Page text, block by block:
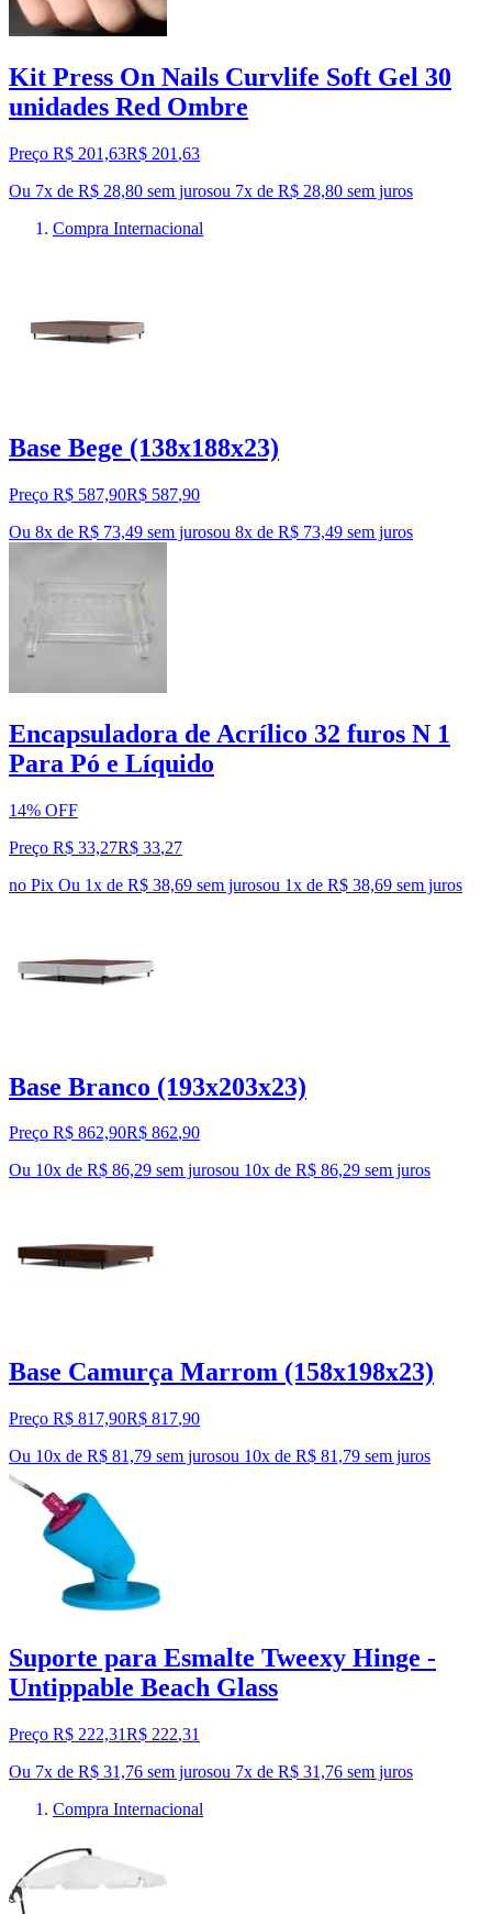
Kit Press On Nails Curvlife Soft Gel 30
unidades Red Ombre
Preço R$ 201,63R$ 201 ,63
Ou 7x de R$ 28,80 sem jurosou 7x de R$ 28,80 sem juros
Compra Internacional
Base Bege (138x188x23)
Preço R$ 587,90R$ 587,90
Ou 8x de R$ 73,49 sem jurosou 8x de R$ 73,49 sem juros
Encapsuladora de Acrílico 32 furos N 1
Para Pó e Líquido
14% OFF
Preço R$ 33,27R$ 33,27
no Pix Ou 1x de R$ 38,69 sem jurosou 1x de R$ 38,69 sem juros
Base Branco (193x203x23)
Preço R$ 862,90R$ 862,90
Ou 10x de R$ 86,29 sem jurosou 10x de R$ 86,29 sem juros
Base Camurça Marrom (158x198x23)
Preço R$ 817,90R$ 817,90
Ou 10x de R$ 81,79 sem jurosou 10x de R$ 81,79 sem juros
Suporte para Esmalte Tweexy Hinge -
Untippable Beach Glass
Preço R$ 222,31R$ 222,31
Ou 7x de R$ 31,76 sem jurosou 7x de R$ 31,76 sem juros
Compra Internacional